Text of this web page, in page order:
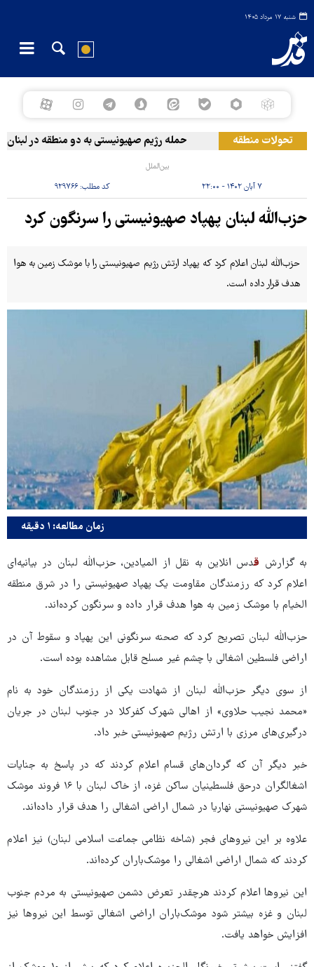
شنبه ۱۷ مرداد ۱۴۰۵
تحولات منطقه حمله رژیم صهیونیستی به دو منطقه در لبنان
بین‌الملل
۷ آبان ۱۴۰۲ - ۲۲:۰۰ کد مطلب:۹۲۹۷۶۶
حزب‌الله لبنان پهپاد صهیونیستی را سرنگون کرد
حزب‌الله لبنان اعلام کرد که پهپاد ارتش رژیم صهیونیستی را با موشک زمین به هوا
هدف قرار داده است.
زمان مطالعه: ۱ دقیقه
به گزارش قدس انلاین به نقل از المیادین، حزب‌الله لبنان در بیانیه‌ای
اعلام کرد که رزمندگان مقاومت یک پهپاد صهیونیستی را در شرق منطقه
الخیام با موشک زمین به هوا هدف قرار داده و سرنگون کرده‌اند.
حزب‌الله لبنان تصریح کرد که صحنه سرنگونی این پهپاد و سقوط آن در
اراضی فلسطین اشغالی با چشم غیر مسلح قابل مشاهده بوده است.
از سوی دیگر حزب‌الله لبنان از شهادت یکی از رزمندگان خود به نام
«محمد نجیب حلاوی» از اهالی شهرک کفرکلا در جنوب لبنان در جریان
درگیری‌های مرزی با ارتش رژیم صهیونیستی خبر داد.
خبر دیگر آن که گردان‌های قسام اعلام کردند که در پاسخ به جنایات
اشغالگران درحق فلسطینیان ساکن غزه، از خاک لبنان با ۱۶ فروند موشک
شهرک صهیونیستی نهاریا در شمال اراضی اشغالی را هدف قرار داده‌اند.
علاوه بر این نیروهای فجر (شاخه نظامی جماعت اسلامی لبنان) نیز اعلام
کردند که شمال اراضی اشغالی را موشک‌باران کرده‌اند.
این نیروها اعلام کردند هرچقدر تعرض دشمن صهیونیستی به مردم جنوب
لبنان و غزه بیشتر شود موشک‌باران اراضی اشغالی توسط این نیروها نیز
افزایش خواهد یافت.